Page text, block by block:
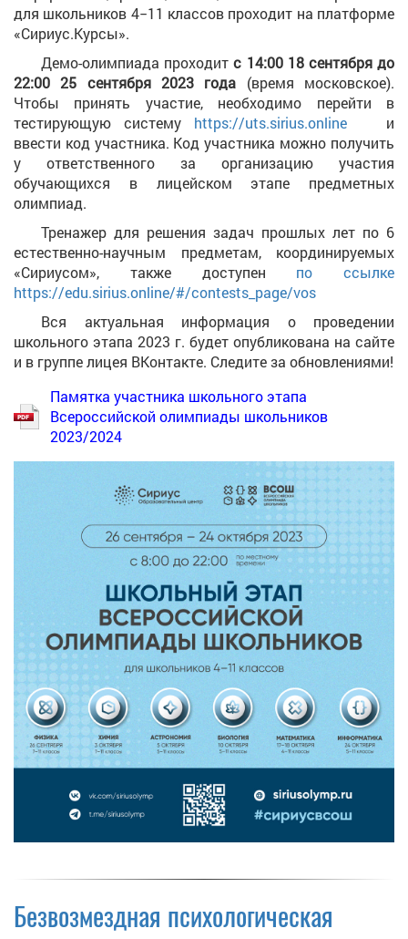
для школьников 4−11 классов проходит на платформе
«Сириус.Курсы».
Демо-олимпиада проходитс 14:00 18 сентября до
22:00 25 сентября 2023 года (время московское).
Чтобы принять участие, необходимо перейти в
тестирующую систему https://uts.sirius.online и
ввести код участника. Код участника можно получить
у ответственного за организацию участия
обучающихся в лицейском этапе предметных
олимпиад.
Тренажер для решения задач прошлых лет по 6
естественно-научным предметам, координируемых
«Сириусом», также доступен по ссылке
https://edu.sirius.online/#/contests_page/vos
Вся актуальная информация о проведении
школьного этапа 2023 г. будет опубликована на сайте
и в группе лицея ВКонтакте. Следите за обновлениями!
Памятка участника школьного этапа
Всероссийской олимпиады школьников
2023/2024
Безвозмездная психологическая